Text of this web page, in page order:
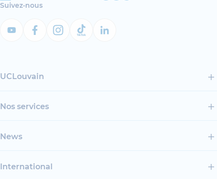
Suivez-nous
UCLouvain
Nos services
News
International